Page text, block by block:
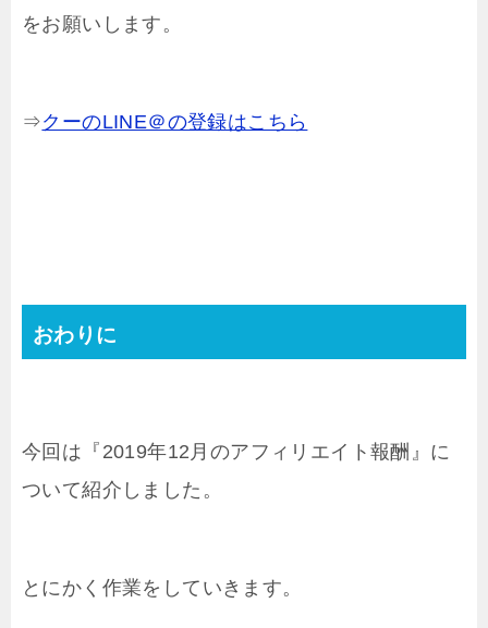
をお願いします。
⇒クーのLINE＠の登録はこちら
おわりに
今回は『2019年12月のアフィリエイト報酬』に
ついて紹介しました。
とにかく作業をしていきます。